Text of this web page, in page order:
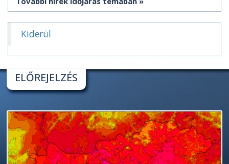
Kiderül
ELŐREJELZÉS